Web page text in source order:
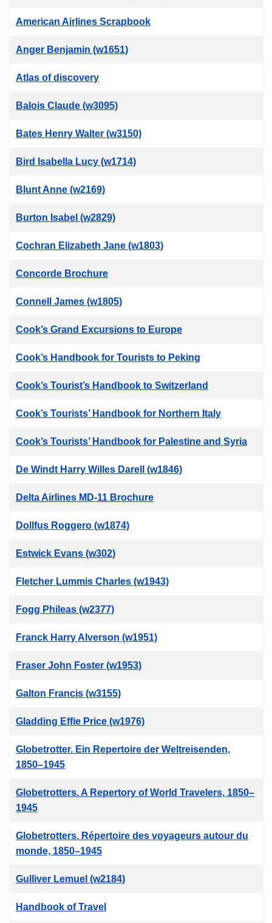
American Airlines Scrapbook
Anger Benjamin (w1651)
Atlas of discovery
Balois Claude (w3095)
Bates Henry Walter (w3150)
Bird Isabella Lucy (w1714)
Blunt Anne (w2169)
Burton Isabel (w2829)
Cochran Elizabeth Jane (w1803)
Concorde Brochure
Connell James (w1805)
Cook’s Grand Excursions to Europe
Cook’s Handbook for Tourists to Peking
Cook’s Tourist’s Handbook to Switzerland
Cook’s Tourists’ Handbook for Northern Italy
Cook’s Tourists’ Handbook for Palestine and Syria
De Windt Harry Willes Darell (w1846)
Delta Airlines MD-11 Brochure
Dollfus Roggero (w1874)
Estwick Evans (w302)
Fletcher Lummis Charles (w1943)
Fogg Phileas (w2377)
Franck Harry Alverson (w1951)
Fraser John Foster (w1953)
Galton Francis (w3155)
Gladding Effie Price (w1976)
Globetrotter. Ein Repertoire der Weltreisenden,
1850–1945
Globetrotters. A Repertory of World Travelers, 1850–
1945
Globetrotters. Répertoire des voyageurs autour du
monde, 1850–1945
Gulliver Lemuel (w2184)
Handbook of Travel